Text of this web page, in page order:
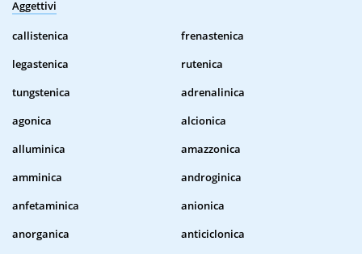
Aggettivi
callistenica
frenastenica
legastenica
rutenica
tungstenica
adrenalinica
agonica
alcionica
alluminica
amazzonica
amminica
androginica
anfetaminica
anionica
anorganica
anticiclonica